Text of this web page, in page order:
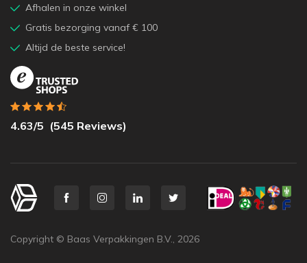
Afhalen in onze winkel
Gratis bezorging vanaf € 100
Altijd de beste service!
4.63/5 (545 Reviews)
Copyright © Baas Verpakkingen B.V., 2026